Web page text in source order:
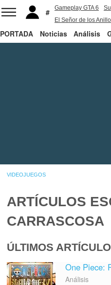
Gameplay GTA 6
El Señor de los
PORTADA Noticias Análisis
VIDEOJUEGOS
ARTÍCULOS
CARRASCOSA
ÚLTIMOS
One Piece:
Análisis